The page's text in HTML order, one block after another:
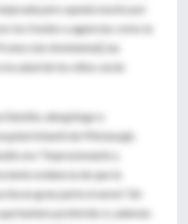
pero queda mucho por
los fondos a agencias como la
Ambiental], las
salud de los niños serán
alergólogo e
Infantil de Pittsburgh,
era "impresionante y
evidencia de que la
en gran parte el asma". Sin
hubiera preferido si, además